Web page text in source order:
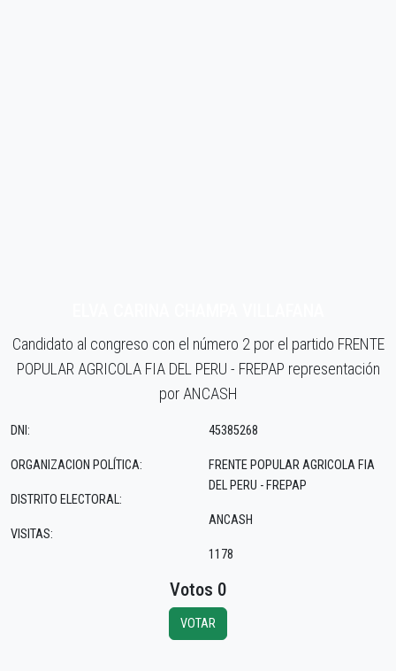
Candidato al congreso con el número 2 por el partido FRENTE
POPULAR AGRICOLA FIA DEL PERU - FREPAP representación
por ANCASH
DNI:
ORGANIZACION POLÍTICA:
DISTRITO ELECTORAL:
VISITAS:
45385268
FRENTE POPULAR AGRICOLA FIA
DEL PERU - FREPAP
ANCASH
1178
Votos 0
VOTAR